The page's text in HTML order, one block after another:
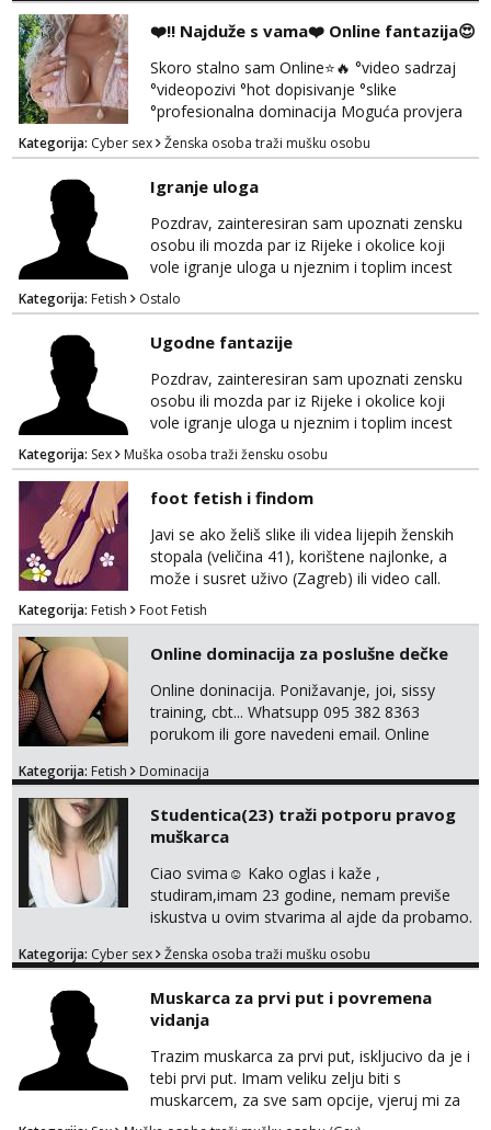
tel:0,93€ - mob:1,12€ min
Alisa
Razgovaram :)
Tel: 064/677-677- Kod: #106
tel:0,93€ - mob:1,12€ min
Obavijesti me kada se oslobodi
Zara
Razgovaram :)
Tel:064/677-677- Kod: #123
tel:0,93€ - mob:1,12€ min
Obavijesti me kada se oslobodi
Anđela
Čekam tvoj poziv!
Tel:064/677-677- Kod: #142
tel:0,93€ - mob:1,12€ min
❤️‼️ Najduže s vama❤️ Online fantazija😍
Skoro stalno sam Online⭐🔥 °video sadrzaj
°videopozivi °hot dopisivanje °slike
°profesionalna dominacija Moguća provjera
videopozivom, no ako se nakon toga ne
javite, vise vam ju ne radim 😉 100% prava i
diskretna. Probaj me jednom, nećeš moći bez
mene 😜😇 Nemojte me pitati za uzivo, jer to
ne radim. 0998785600 javljanje isključivo
porukom na WhatsApp🩷
Kategorija: Cyber sex Ženska osoba traži mušku osobu
Igranje uloga
Pozdrav, zainteresiran sam upoznati zensku
osobu ili mozda par iz Rijeke i okolice koji
vole igranje uloga u njeznim i toplim incest
pricama, izgled nebitan, bitno je da znas sto
zelis i da se volis zabavljati. Javitese na mail,
viber, wapp ili zovite. Samo ozbiljni, hvala
Kategorija: Fetish Ostalo
Ugodne fantazije
Pozdrav, zainteresiran sam upoznati zensku
osobu ili mozda par iz Rijeke i okolice koji
vole igranje uloga u njeznim i toplim incest
pricama, izgled nebitan, bitno je da znas sto
zelis i da se volis zabavljati. Javitese na mail,
viber, wapp ili zovite. Samo ozbiljni, hvala
Kategorija: Sex Muška osoba traži žensku osobu
foot fetish i findom
Javi se ako želiš slike ili videa lijepih ženskih
stopala (veličina 41), korištene najlonke, a
može i susret uživo (Zagreb) ili video call.
Mlada sam, lijepa i obrazovana te spremna za
dogovore i ispunjavanje želja. Molim samo
ozbiljni, spremni na dugoročnu suradnju i koji
mogu adekvatno platiti ono što nudim. :)
Također me zanima i findom Javite se sa
svojim željama i ponudama.
Kategorija: Fetish Foot Fetish
Online dominacija za poslušne dečke
Online doninacija. Ponižavanje, joi, sissy
training, cbt... Whatsupp 095 382 8363
porukom ili gore navedeni email. Online
uživo nakon mjesečnog druženja . Čekam te
znali reći da im netko šalje moje fotke/videa
ili ima slične oglase s mojim slikama. Moj
oglas za dominaciju je isključvo ov...
Kategorija: Fetish Dominacija
Studentica(23) traži potporu pravog
muškarca
Ciao svima☺️ Kako oglas i kaže ,
studiram,imam 23 godine, nemam previše
iskustva u ovim stvarima al ajde da probamo.
poslije kada se bolje znamo i videopoziv i
Idealno ne nešto jednokratno već
dogovoreno i na dulje vrijeme. Malo jesam
sramežljiva ali potrudit ću se da budeš
zadovoljan i da imaš nekog za svakodn...
Kategorija: Cyber sex Ženska osoba traži mušku osobu
Muskarca za prvi put i povremena
vidanja
Trazim muskarca za prvi put, iskljucivo da je i
tebi prvi put. Imam veliku zelju biti s
muskarcem, za sve sam opcije, vjeruj mi za
sve…pasiv/aktiv/pusenje/ najlonke…ako bude